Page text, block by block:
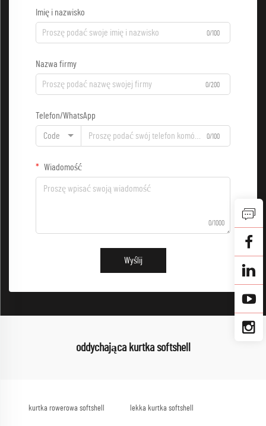
Imię i nazwisko
0/100
Nazwa firmy
0/200
Telefon/WhatsApp
Code 0/100
Wiadomość
0/1000
Wyślij
oddychająca kurtka softshell
kurtka rowerowa softshell lekka kurtka softshell